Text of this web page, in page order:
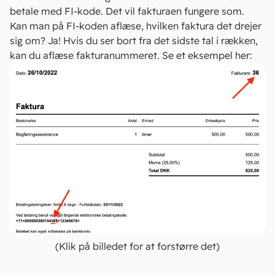
betale med FI-kode. Det vil fakturaen fungere som.
Kan man på FI-koden aflæse, hvilken faktura det drejer
sig om? Ja! Hvis du ser bort fra det sidste tal i rækken,
kan du aflæse fakturanummeret. Se et eksempel her:
(Klik på billedet for at forstørre det)